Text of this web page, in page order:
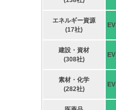
エネルギー資源
(17社)
EV
建設・資材
(308社)
EV
素材・化学
(282社)
EV